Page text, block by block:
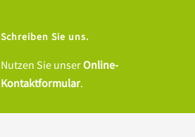
Schreiben Sie uns.
Nutzen Sie unserOnline-
Kontaktformular.